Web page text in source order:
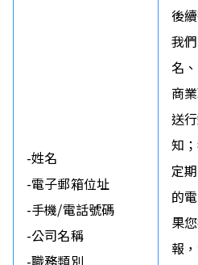
-姓名
-電子郵箱位址
-手機/電話號碼
-公司名稱
-職務類別
後
我
名
商
送
知
定
的
果
報